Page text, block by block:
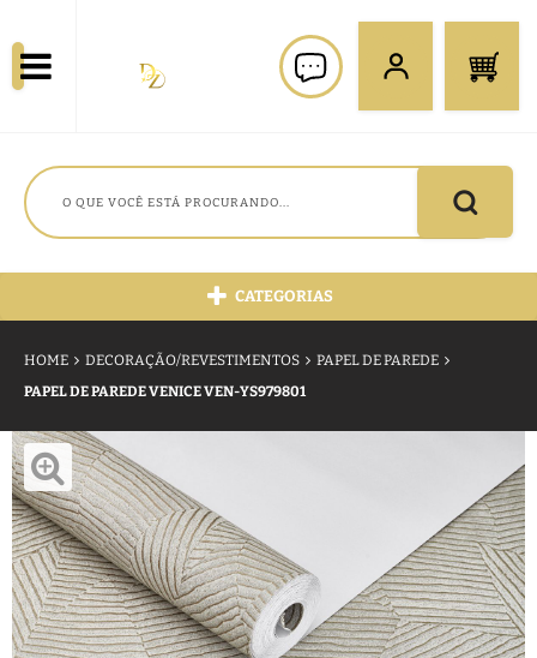
CATEGORIAS
HOME DECORAÇÃO/REVESTIMENTOS
PAPEL DE PAREDE
PAPEL DE PAREDE VENICE VEN-YS979801